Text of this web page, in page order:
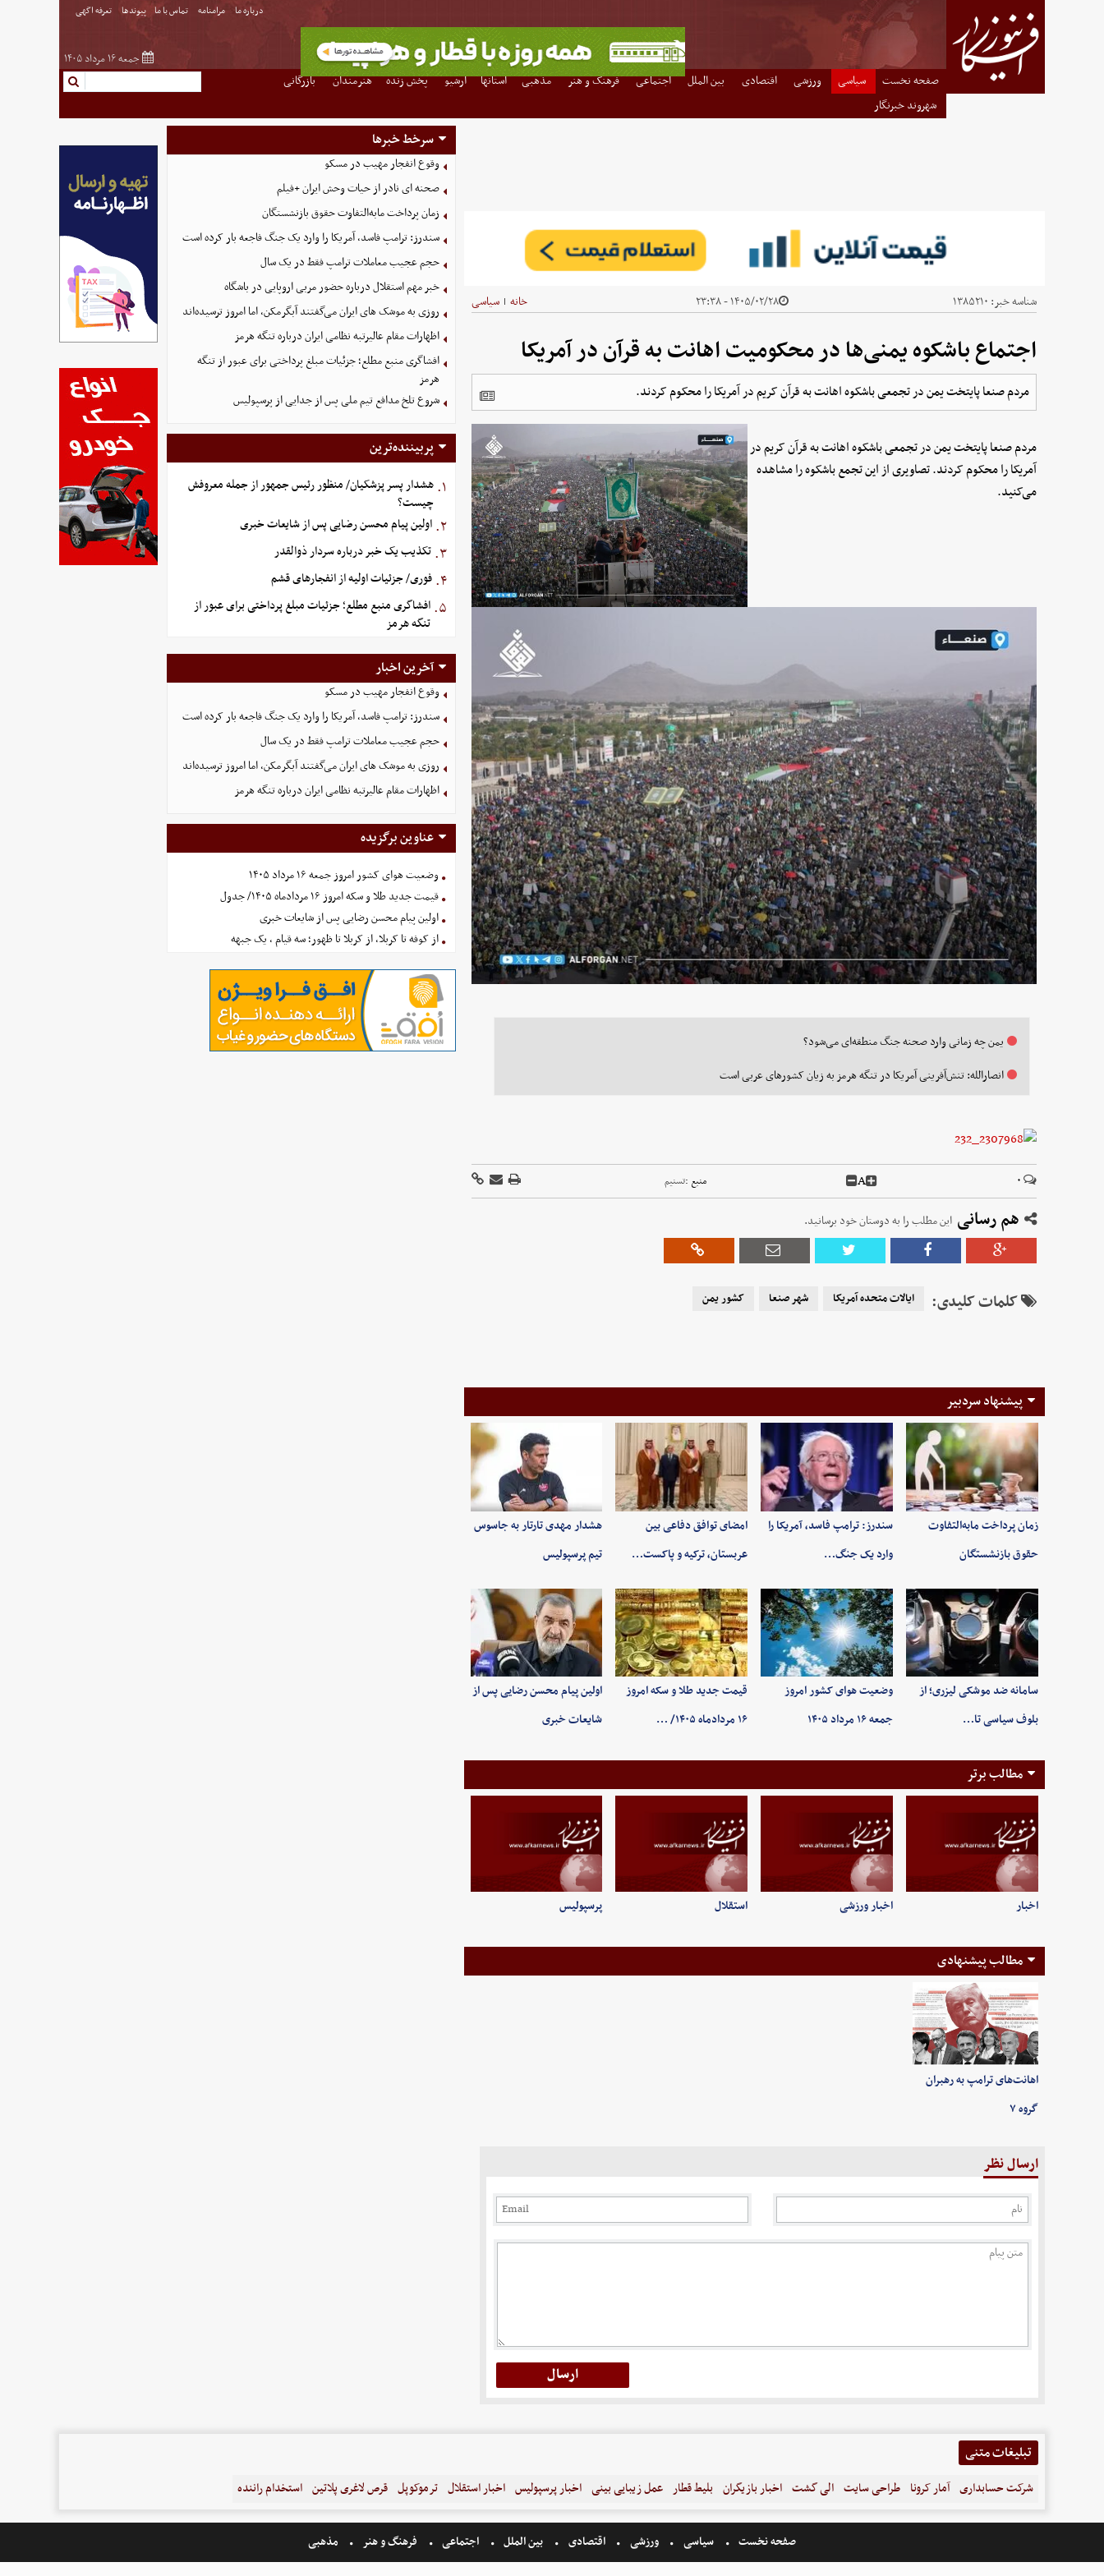
درباره ما مرامنامه تماس با ما پیوندها تعرفه اگهی
جمعه ۱۶ مرداد ۱۴۰۵
صفحه نخست سیاسی ورزشی اقتصادی بین الملل اجتماعی فرهنگ و هنر مذهبی استانها آرشیو پخش زنده هنرمندان
بازرگانی
شهروند خبرنگار
شناسه خبر: ۱۳۸۵۲۱۰ ۱۴۰۵/۰۲/۲۸ - ۲۳:۳۸ خانه | سیاسی
اجتماع باشکوه یمنی‌ها در محکومیت اهانت به قرآن در آمریکا
مردم صنعا پایتخت یمن در تجمعی باشکوه اهانت به قرآن کریم در آمریکا را محکوم کردند.
مردم صنعا پایتخت یمن در تجمعی باشکوه اهانت به قرآن کریم در
آمریکا را محکوم کردند. تصاویری از این تجمع باشکوه را مشاهده
می‌کنید.
یمن چه زمانی وارد صحنه جنگ منطقه‌ای می‌شود؟
انصارالله: تنش‌آفرینی آمریکا در تنگه هرمز به زیان کشورهای عربی است
۰ A منبع :تسنیم
هم رسانی این مطلب را به دوستان خود برسانید.
کلمات کلیدی: ایالات متحده آمریکا شهر صنعا کشور یمن
پیشنهاد سردبیر
زمان پرداخت مابه‌التفاوت
حقوق بازنشستگان
سندرز: ترامپ فاسد، آمریکا را
وارد یک جنگ…
امضای توافق دفاعی بین
عربستان، ترکیه و پاکست…
هشدار مهدی تارتار به جاسوس
تیم پرسپولیس
سامانه ضد موشکی لیزری؛ از
بلوف سیاسی تا…
وضعیت هوای کشور امروز
جمعه ۱۶ مرداد ۱۴۰۵
قیمت جدید طلا و سکه امروز
۱۶ مردادماه ۱۴۰۵/ …
اولین پیام محسن رضایی پس از
شایعات خبری
مطالب برتر
اخبار اخبار ورزشی استقلال پرسپولیس
مطالب پیشنهادی
اهانت‌های ترامپ به رهبران
گروه ۷
ارسال نظر
سرخط خبرها
وقوع انفجار مهیب در مسکو
صحنه ای نادر از حیات وحش ایران +فیلم
زمان پرداخت مابه‌التفاوت حقوق بازنشستگان
سندرز: ترامپ فاسد، آمریکا را وارد یک جنگ فاجعه بار کرده است
حجم عجیب معاملات ترامپ فقط در یک سال
خبر مهم استقلال درباره حضور مربی اروپایی در باشگاه
روزی به موشک‌ های ایران می‌گفتند آبگرمکن، اما امروز ترسیده‌اند
اظهارات مقام عالیرتبه نظامی ایران درباره تنگه هرمز
افشاگری منبع مطلع؛ جزئیات مبلغ پرداختی برای عبور از تنگه
هرمز
شروع تلخ مدافع تیم ملی پس از جدایی از پرسپولیس
پربیننده‌ترین
۱. هشدار پسر پزشکیان/ منظور رئیس جمهور از جمله معروفش
چیست؟
۲. اولین پیام محسن رضایی پس از شایعات خبری
۳. تکذیب یک خبر درباره سردار ذوالقدر
۴. فوری/ جزئیات اولیه از انفجارهای قشم
۵. افشاگری منبع مطلع؛ جزئیات مبلغ پرداختی برای عبور از
تنگه هرمز
آخرین اخبار
وقوع انفجار مهیب در مسکو
سندرز: ترامپ فاسد، آمریکا را وارد یک جنگ فاجعه بار کرده است
حجم عجیب معاملات ترامپ فقط در یک سال
روزی به موشک‌ های ایران می‌گفتند آبگرمکن، اما امروز ترسیده‌اند
اظهارات مقام عالیرتبه نظامی ایران درباره تنگه هرمز
عناوین برگزیده
وضعیت هوای کشور امروز جمعه ۱۶ مرداد ۱۴۰۵
قیمت جدید طلا و سکه امروز ۱۶ مردادماه ۱۴۰۵/ جدول
اولین پیام محسن رضایی پس از شایعات خبری
از کوفه تا کربلا، از کربلا تا ظهور؛ سه قیام ، یک جبهه
تبلیغات متنی
شرکت حسابداری آمار کرونا طراحی سایت الی گشت اخبار بازیگران بلیط قطار عمل زیبایی بینی اخبار پرسپولیس اخبار استقلال ترموکوپل قرص لاغری پلاتین استخدام راننده
صفحه نخست سیاسی ورزشی اقتصادی بین الملل اجتماعی فرهنگ و هنر مذهبی